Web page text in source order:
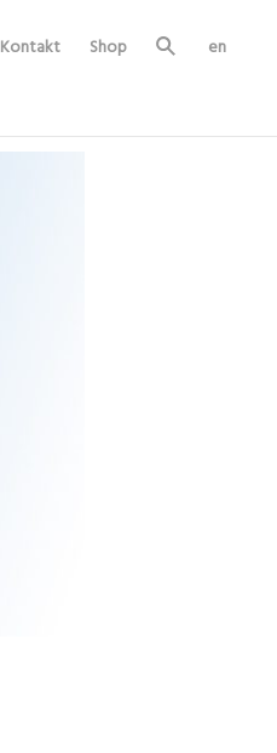
Kontakt Shop
Su
en